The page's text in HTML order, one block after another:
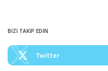
BİZİ TAKİP EDİN
Twitter